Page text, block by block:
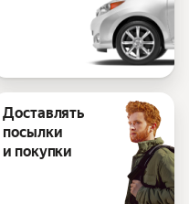
Доставлять
посылки
и покупки